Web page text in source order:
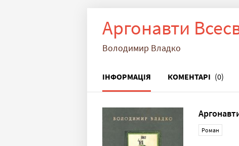
Аргонавти
Володимир Владко
ІНФОРМАЦІЯ КОМЕНТАРІ (0)
Роман